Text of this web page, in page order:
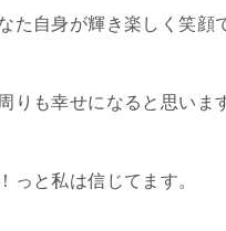
た自身が輝き楽しく笑顔
りも幸せになると思いま
っと私は信じてます。